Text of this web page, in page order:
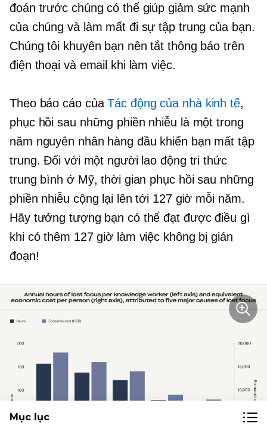
đoán trước chúng có thể giúp giảm sức mạnh
của chúng và làm mất đi sự tập trung của bạn.
Chúng tôi khuyên bạn nên tắt thông báo trên
điện thoại và email khi làm việc.
Theo báo cáo củaTác động của nhà kinh tế,
phục hồi sau những phiền nhiễu là một trong
năm nguyên nhân hàng đầu khiến bạn mất tập
trung. Đối với một người lao động tri thức
trung bình ở Mỹ, thời gian phục hồi sau những
phiền nhiễu cộng lại lên tới 127 giờ mỗi năm.
Hãy tưởng tượng bạn có thể đạt được điều gì
khi có thêm 127 giờ làm việc không bị gián
đoạn!
Mục lục